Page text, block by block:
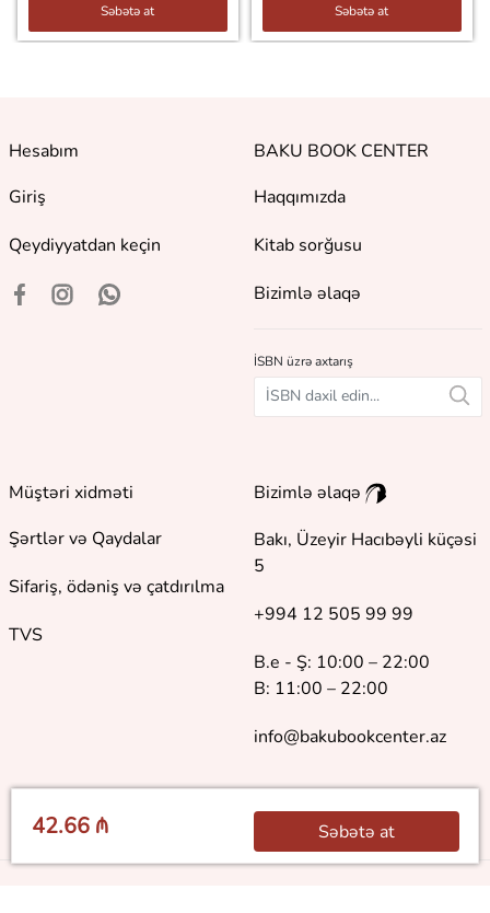
42.66 ₼ Səbətə at
Səbətə at Səbətə at
Hesabım
Giriş
Qeydiyyatdan keçin
BAKU BOOK CENTER
Haqqımızda
Kitab sorğusu
Bizimlə əlaqə
İSBN üzrə axtarış
Müştəri xidməti
Şərtlər və Qaydalar
Sifariş, ödəniş və çatdırılma
TVS
Bizimlə əlaqə
Bakı, Üzeyir Hacıbəyli küçəsi
5
+994 12 505 99 99
B.e - Ş: 10:00 – 22:00
B: 11:00 – 22:00
info@bakubookcenter.az